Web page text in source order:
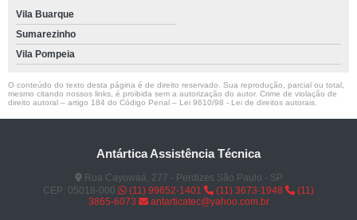
Vila Buarque
Sumarezinho
Vila Pompeia
O conteúdo do texto desta página é de direito reservado. Sua reprodução, parcial ou total,
mesmo citando nossos links, é proibida sem a autorização do autor. Crime de violação de
direito autoral – artigo 184 do Código Penal – Lei 9610/98 - Lei de direitos autorais
Antártica Assistência Técnica
Rua Cayowaá, 277 - Perdizes São Paulo - SP
CEP: 05018-000
(11) 99652-1401 (11) 3673-1948
(11)
3865-6073
antarticatec@yahoo.com.br